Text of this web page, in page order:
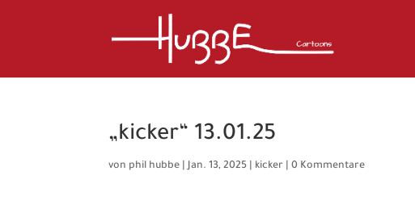
„kicker“ 13.01.25
von phil hubbe |Jan. 13, 2025 kicker |0 Kommentare